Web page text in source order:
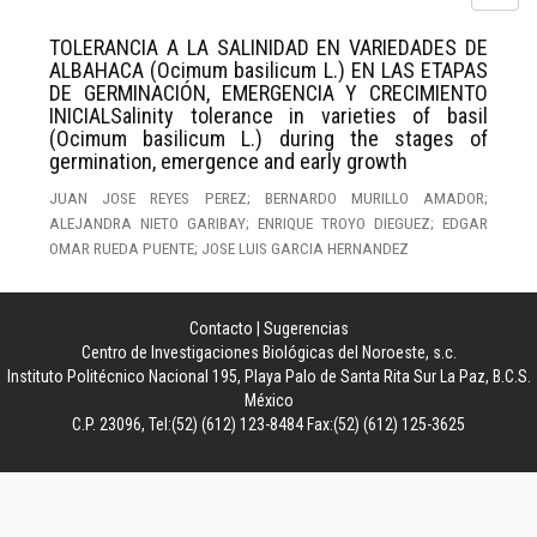
TOLERANCIA A LA SALINIDAD EN VARIEDADES DE
ALBAHACA (Ocimum basilicum L.) EN LAS ETAPAS
DE GERMINACIÓN, EMERGENCIA Y CRECIMIENTO
INICIALSalinity tolerance in varieties of basil
(Ocimum basilicum L.) during the stages of
germination, emergence and early growth
JUAN JOSE REYES PEREZ; BERNARDO MURILLO AMADOR;
ALEJANDRA NIETO GARIBAY; ENRIQUE TROYO DIEGUEZ; EDGAR
OMAR RUEDA PUENTE; JOSE LUIS GARCIA HERNANDEZ
Contacto
Sugerencias
Centro de Investigaciones Biológicas del Noroeste, s.c.
Instituto Politécnico Nacional 195, Playa Palo de Santa Rita Sur La Paz, B.C.S.
México
C.P. 23096, Tel:(52) (612) 123-8484 Fax:(52) (612) 125-3625